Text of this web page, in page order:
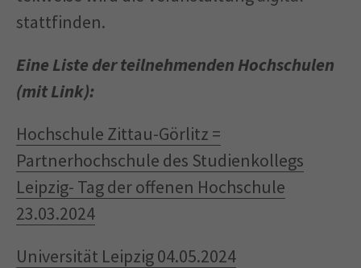
stattfinden.
Eine Liste der teilnehmenden Hochschulen
(mit Link):
Hochschule Zittau-Görlitz =
Partnerhochschule des Studienkollegs
Leipzig- Tag der offenen Hochschule
23.03.2024
Universität Leipzig 04.05.2024